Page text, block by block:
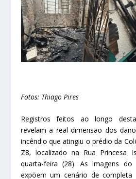
Fotos: Thiago Pires
Registros feitos ao longo
revelam a real dimensão dos
incêndio que atingiu o prédio da
Z8, localizado na Rua Princesa
quarta-feira (28). As imagens
expõem um cenário de completa